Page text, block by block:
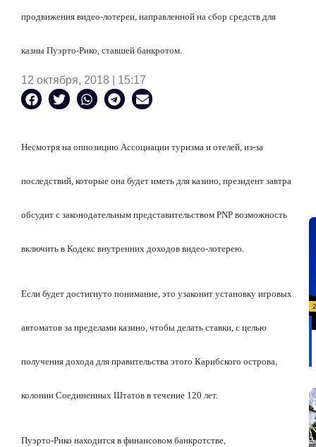
продвижения видео-лотереи, направленной на сбор средств для
казны Пуэрто-Рико, ставшей банкротом.
12 октября, 2018 | 15:17
Несмотря на оппозицию Ассоциации туризма и отелей, из-за
последствий, которые она будет иметь для казино, президент завтра
обсудит с законодательным представительством PNP возможность
включить в Кодекс внутренних доходов видео-лотерею.
Если будет достигнуто понимание, это узаконит установку игровых
автоматов за пределами казино, чтобы делать ставки, с целью
получения дохода для правительства этого Карибского острова,
колонии Соединенных Штатов в течение 120 лет.
Пуэрто-Рико находится в финансовом банкротстве,